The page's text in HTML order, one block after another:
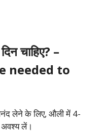
चाहिए? –
needed to
लेने के लिए, औली में 4-
अवश्य लें।